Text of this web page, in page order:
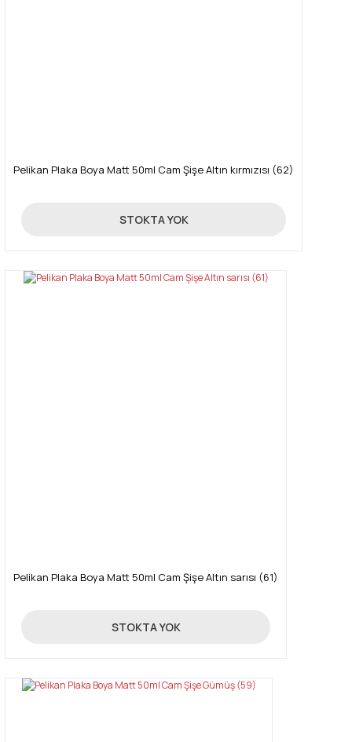
Pelikan Plaka Boya Matt 50ml Cam Şişe Altın kırmızısı (62)
85,00 TL
STOKTA YOK
Pelikan Plaka Boya Matt 50ml Cam Şişe Altın sarısı (61)
85,00 TL
STOKTA YOK